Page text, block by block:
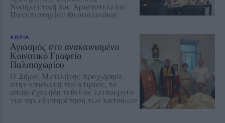
Νοσηλευτική του Αριστοτελείου
Πανεπιστημίου Θεσσαλονίκης
ΧΩΡΙΑ
Αγιασμός στο ανακαινισμένο
Κοινοτικό Γραφείο
Παλαιοχωρίου
Ο Δήμος Μυτιλήνης προχώρησε
στην επισκευή του κτιρίου, το
οποίο έχει ήδη τεθεί σε λειτουργία
για την εξυπηρέτηση των κατοίκων